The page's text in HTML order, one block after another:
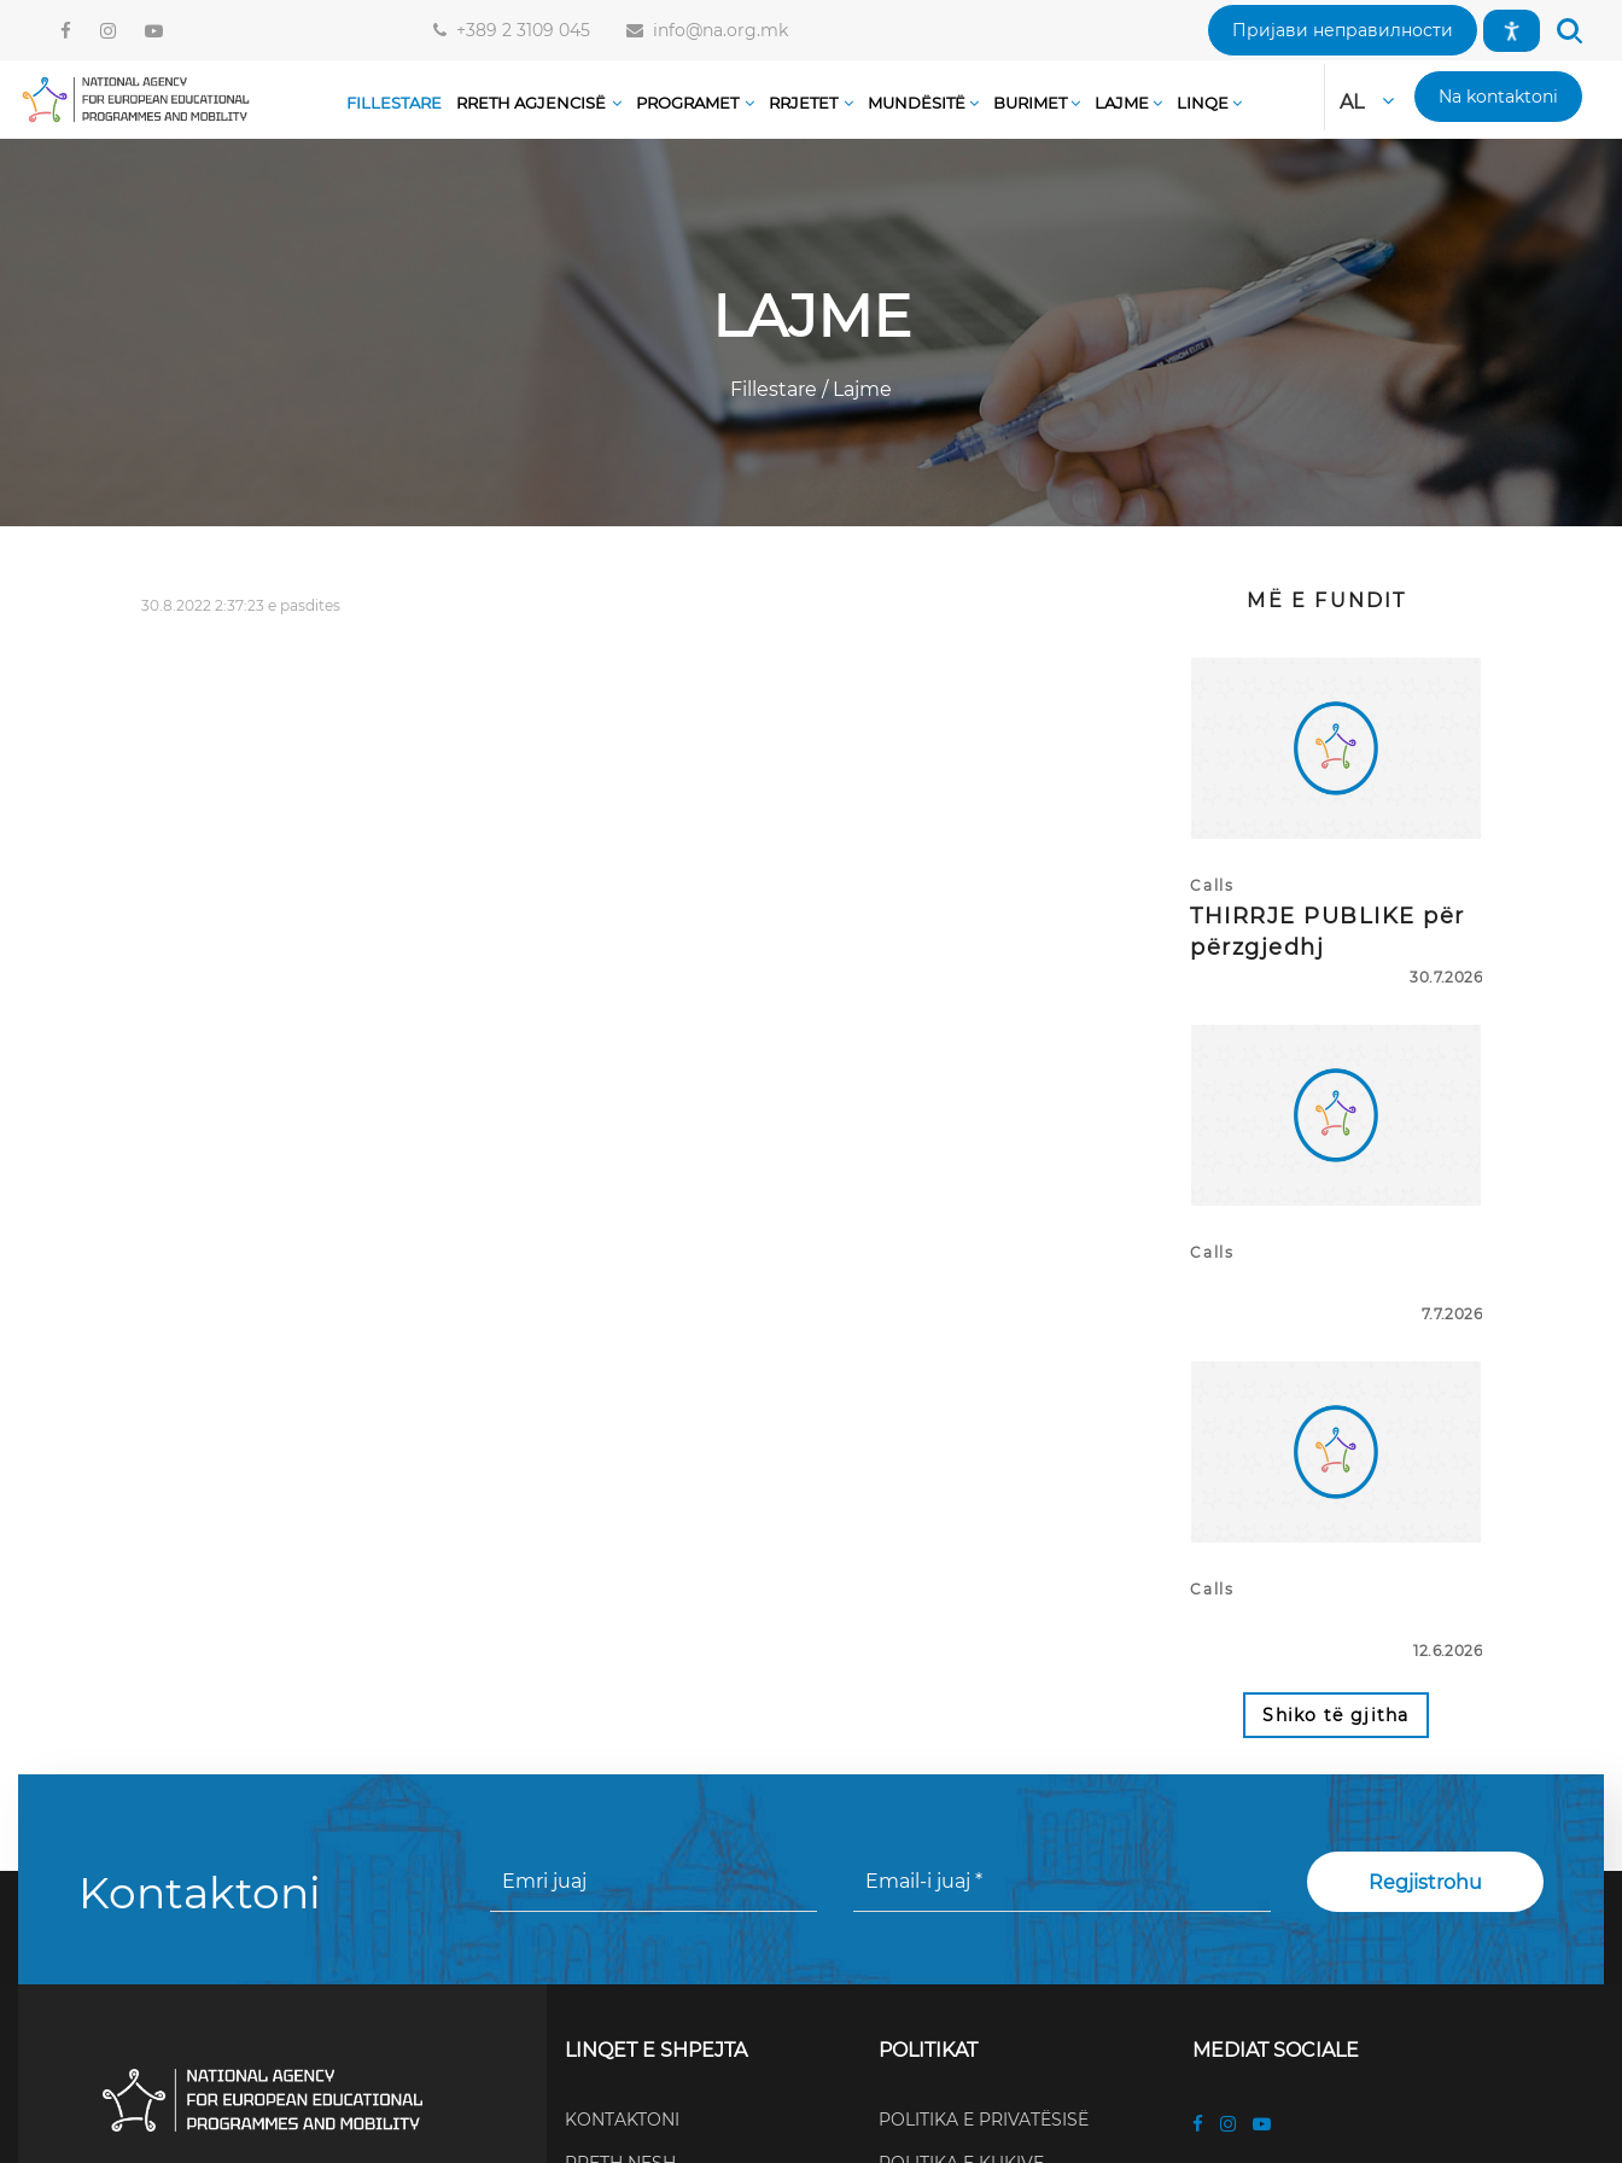
+389 2 3109 045 info@na.org.mk Пријави неправилности
FILLESTARE RRETH AGJENCISË PROGRAMET RRJETET MUNDËSITË BURIMET LAJME LINQE AL Na kontaktoni
LAJME
Fillestare/Lajme
30.8.2022 2:37:23 e pasdites MË E FUNDIT
Calls
THIRRJE PUBLIKE për
përzgjedhj
30.7.2026
Calls
7.7.2026
Calls
12.6.2026
Shiko të gjitha
Kontaktoni
LINQET E SHPEJTA
KONTAKTONI
POLITIKAT
POLITIKA E PRIVATËSISË
MEDIAT SOCIALE